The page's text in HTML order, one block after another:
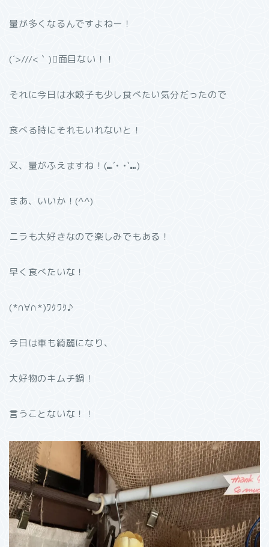
量が多くなるんですよねー！
(´>///<｀)面目ない！！
それに今日は水餃子も少し食べたい気分だったので
食べる時にそれもいれないと！
又、量がふえますね！(⑉´• •`⑉)
まあ、いいか！(^^)
ニラも大好きなので楽しみでもある！
早く食べたいな！
(*∩∀∩*)ﾜｸﾜｸ♪
今日は車も綺麗になり、
大好物のキムチ鍋！
言うことないな！！